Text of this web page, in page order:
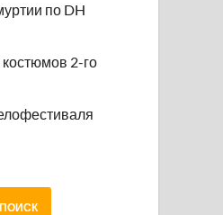
по DH
2-го
ПОИСК